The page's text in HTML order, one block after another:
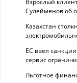
Взрослый
Сулейменов об
Казахстан
ЕС ввел
сервис
Льготное